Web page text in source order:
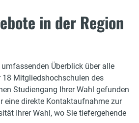
in der Region
Überblick über alle
18 Mitgliedshochschulen des
Studiengang Ihrer Wahl gefunden
eine direkte Kontaktaufnahme zur
Ihrer Wahl, wo Sie tiefergehende